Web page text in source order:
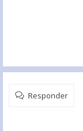
Responder